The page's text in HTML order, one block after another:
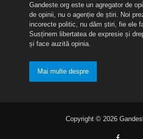
Gandeste.org este un agregator de
de opinii, nu o agenție de știri. Noi
incorecte politic, nu dăm știri, fie ele
Susținem libertatea de expresie și
și face auzită opinia.
Mai multe despre
Copyright © 2026